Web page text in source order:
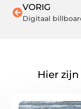
VORIG
Hier